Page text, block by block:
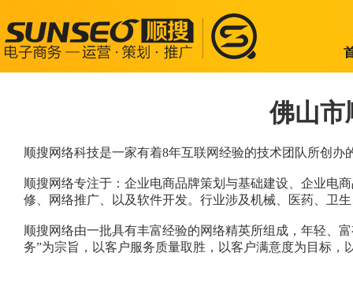
佛山市
顺搜网络科技是一家有着8年互联网经验的技术团队所创
顺搜网络专注于：企业电商品牌策划与基础建设、企业电
修、网络推广、以及软件开发。行业涉及机械、医药、卫
顺搜网络由一批具有丰富经验的网络精英所组成，年轻、
务”为宗旨，以客户服务质量取胜，以客户满意度为目标